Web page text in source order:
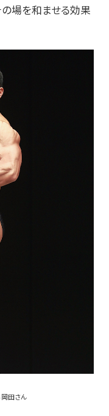
の場を和ませる効果
田さん